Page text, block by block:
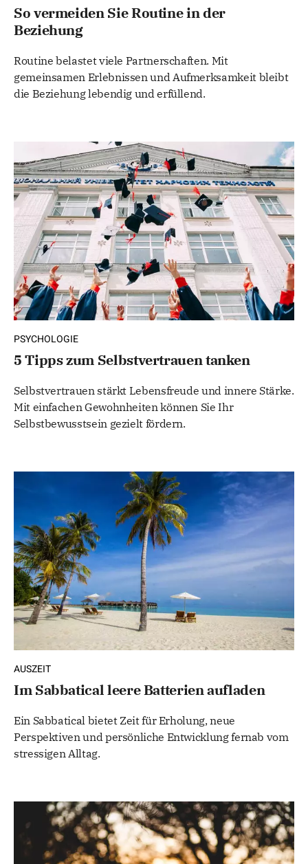
So vermeiden Sie Routine in der
Beziehung
Routine belastet viele Partnerschaften. Mit
gemeinsamen Erlebnissen und Aufmerksamkeit bleibt
die Beziehung lebendig und erfüllend.
PSYCHOLOGIE
5 Tipps zum Selbstvertrauen tanken
Selbstvertrauen stärkt Lebensfreude und innere Stärke.
Mit einfachen Gewohnheiten können Sie Ihr
Selbstbewusstsein gezielt fördern.
AUSZEIT
Im Sabbatical leere Batterien aufladen
Ein Sabbatical bietet Zeit für Erholung, neue
Perspektiven und persönliche Entwicklung fernab vom
stressigen Alltag.